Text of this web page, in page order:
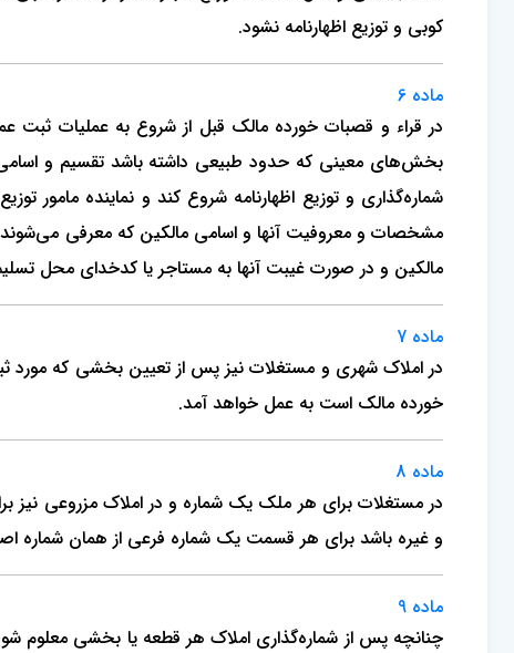
‌کوبی و توزیع اظهارنامه نشود.
ماده 6
در قراء و قصبات خورده مالک قبل از شروع به عملیات ثبت
‌بخش‌های معینی که حدود طبیعی داشته باشد تقسیم و
شماره‌گذاری و توزیع اظهارنامه شروع کند و نماینده مامور
مشخصات و معروفیت آنها و اسامی مالکین که معرفی می‌شوند و
مالکین و در صورت غیبت آنها به مستاجر یا کدخدای محل
ماده 7
در املاک شهری و مستغلات نیز پس از تعیین بخشی که مورد
خورده مالک است به عمل خواهد آمد.
ماده 8
در مستغلات برای هر ملک یک شماره و در املاک مزروعی
و غیره باشد برای هر قسمت یک شماره فرعی از همان شماره
ماده 9
چنانچه پس از شماره‌گذاری املاک هر قطعه یا بخشی معلوم